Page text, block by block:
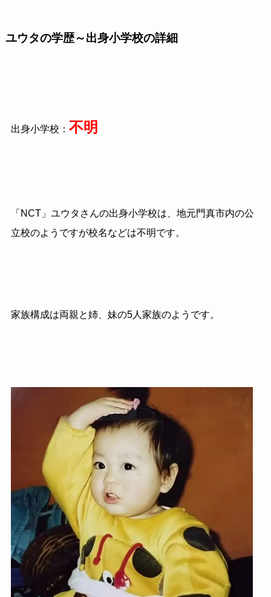
ユウタの学歴～出身小学校の詳細
出身小学校： 不明
「NCT」ユウタさんの出身小学校は、地元門真市内の公
立校のようですが校名などは不明です。
家族構成は両親と姉、妹の5人家族のようです。